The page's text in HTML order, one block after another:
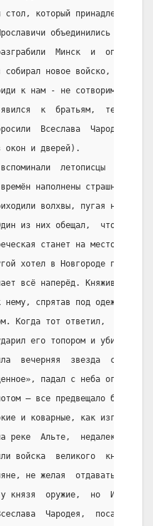
стол, который принадлежал
объединились и
Минск  и
собирал новое войско, и
к нам - не сотворим тебе
к  братьям,  те
Всеслава  Чародея  в
окон и дверей).
летописцы
наполнены страшными
волхвы, пугая народ и
из них обещал,  что
станет на место
хотел в Новгороде пройти
всё наперёд. Княживший
нему, спрятав под одеждою
Когда тот ответил,  что
его топором и убил.
вечерняя  звезда  с
падал с неба
– все предвещало беду.
и коварные, как изгнанные
реке  Альте,  недалеко  от
войска  великого  князя
не желая  отдавать
у князя  оружие,  но
Чародея,  посадили